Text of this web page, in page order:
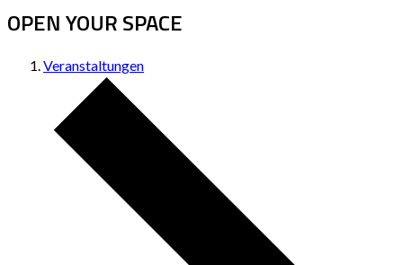
OPEN YOUR SPACE
Veranstaltungen